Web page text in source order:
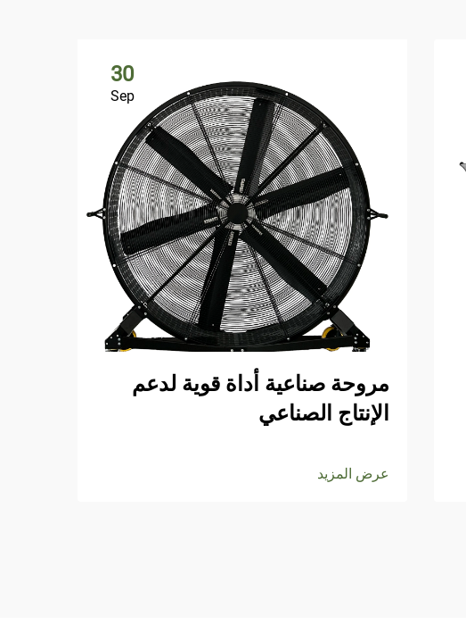
30
Sep
مروحة صناعية أداة قوية لدعم
الإنتاج الصناعي
عرض المزيد